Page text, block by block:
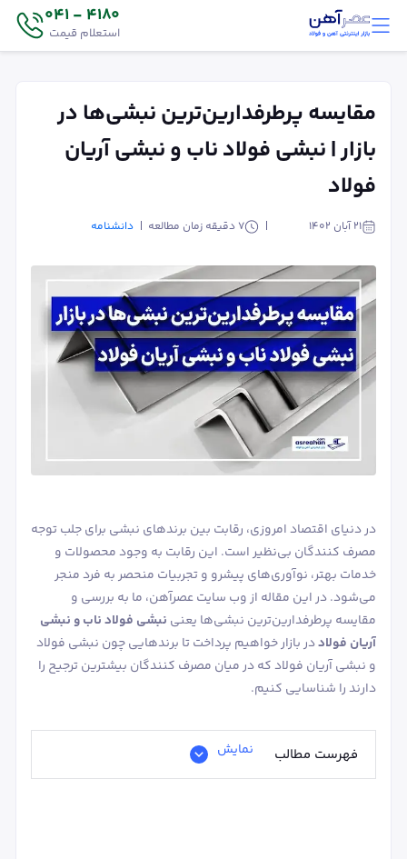
4180 - 041
استعلام قیمت
مقایسه پرطرفدارین‌ترین نبشی‌ها در
بازار | نبشی فولاد ناب و نبشی آریان
فولاد
۲۱ آبان ۱۴۰۲ 7 دقیقه زمان مطالعه دانشنامه
در دنیای اقتصاد امروزی، رقابت بین برندهای نبشی‌ برای جلب توجه
مصرف ‌کنندگان بی‌نظیر است. این رقابت به وجود محصولات و
خدمات بهتر، نوآوری‌های پیشرو و تجربیات منحصر به ‌فرد منجر
می‌شود. در این مقاله از وب سایت عصرآهن، ما به بررسی و
مقایسه پرطرفدارین‌ترین نبشی‌ها یعنی نبشی فولاد ناب و نبشی
آریان فولاددر بازار خواهیم پرداخت تا برندهایی چون نبشی فولاد
و نبشی آریان فولاد که در میان مصرف‌ کنندگان بیشترین ترجیح را
دارند را شناسایی کنیم.
فهرست مطالب نمایش